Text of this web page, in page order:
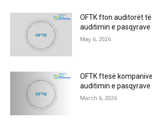
OFTK fton auditorët
auditimin e
May 6, 2026
OFTK ftesë
auditimin e
March 6, 2026